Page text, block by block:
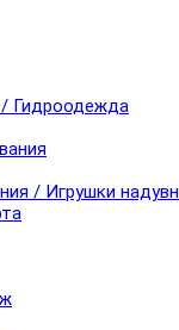
Гидроодежда
/ Игрушки